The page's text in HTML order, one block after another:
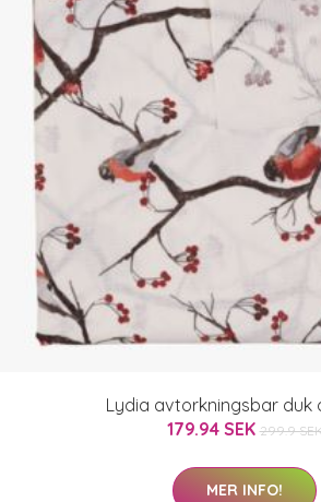
Lydia avtorkningsbar duk
179.94 SEK 299.9 SEK
MER INFO!